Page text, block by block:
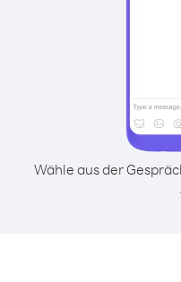
Wähle aus der